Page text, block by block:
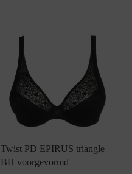
Twist PD EPIRUS triangle
BH voorgevormd